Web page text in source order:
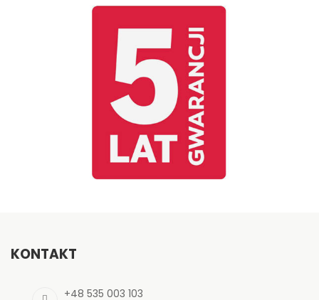
KONTAKT
+48 535 003 103